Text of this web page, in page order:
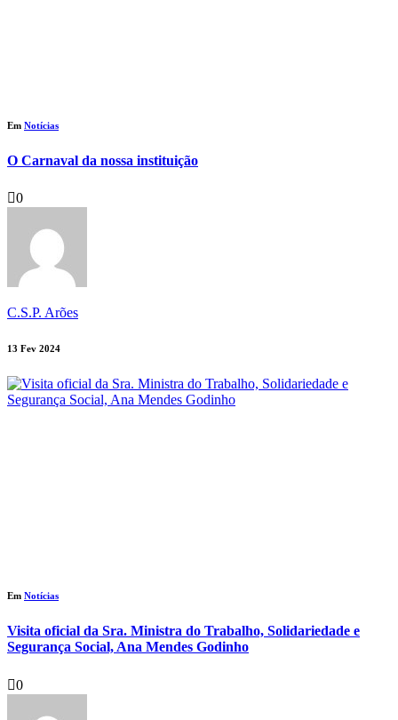
Em Notícias
O Carnaval da nossa instituição
0
C.S.P. Arões
13 Fev 2024
Em Notícias
Visita oficial da Sra. Ministra do Trabalho, Solidariedade e
Segurança Social, Ana Mendes Godinho
0